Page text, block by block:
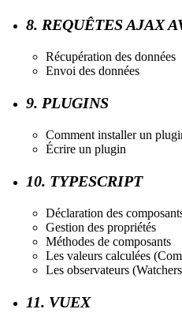
8. REQUÊTES AJAX
Récupération des données
Envoi des données
9. PLUGINS
Comment installer un
Écrire un plugin
10. TYPESCRIPT
Déclaration des
Gestion des propriétés
Méthodes de composants
Les valeurs calculées
Les observateurs
11. VUEX